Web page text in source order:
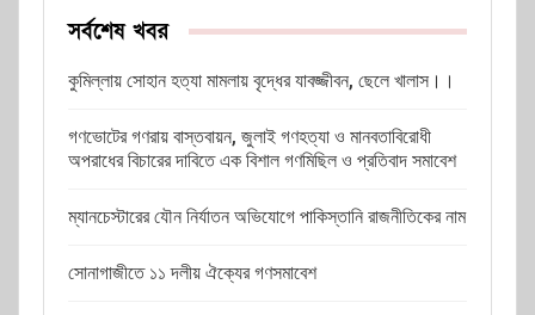
সর্বশেষ খবর
কুমিল্লায় সোহান হত্যা মামলায় বৃদ্ধের যাবজ্জীবন, ছেলে খালাস।।
গণভোটের গণরায় বাস্তবায়ন, জুলাই গণহত্যা ও মানবতাবিরোধী
অপরাধের বিচারের দাবিতে এক বিশাল গণমিছিল ও প্রতিবাদ সমাবেশ
ম্যানচেস্টারের যৌন নির্যাতন অভিযোগে পাকিস্তানি রাজনীতিকের নাম
সোনাগাজীতে ১১ দলীয় ঐক্যের গণসমাবেশ